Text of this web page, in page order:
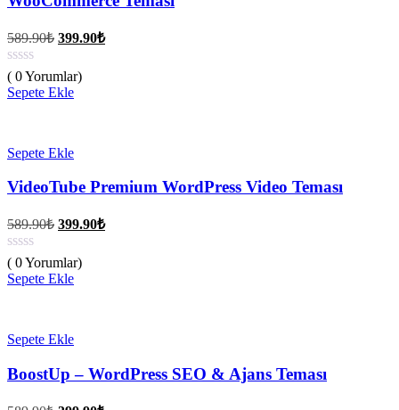
589.90₺ Orijinal
589.90₺.
399.90₺Şu
( 0 Yorumlar)
Sepete Ekle
Sepete Ekle
VideoTube Premium WordPress Video Teması
589.90₺ Orijinal
589.90₺.
399.90₺Şu
( 0 Yorumlar)
Sepete Ekle
Sepete Ekle
BoostUp – WordPress SEO & Ajans Teması